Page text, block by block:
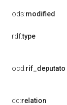
ods:modified
rdf:type
ocd:rif_deputato
dc:relation